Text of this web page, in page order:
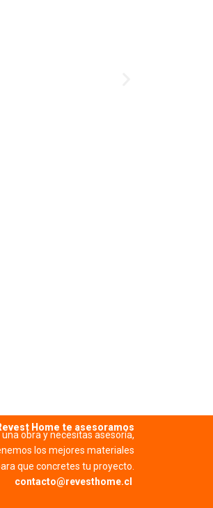
Home te asesoramos
obra y necesitas asesoría,
los mejores materiales
que concretes tu proyecto.
contacto@revesthome.cl